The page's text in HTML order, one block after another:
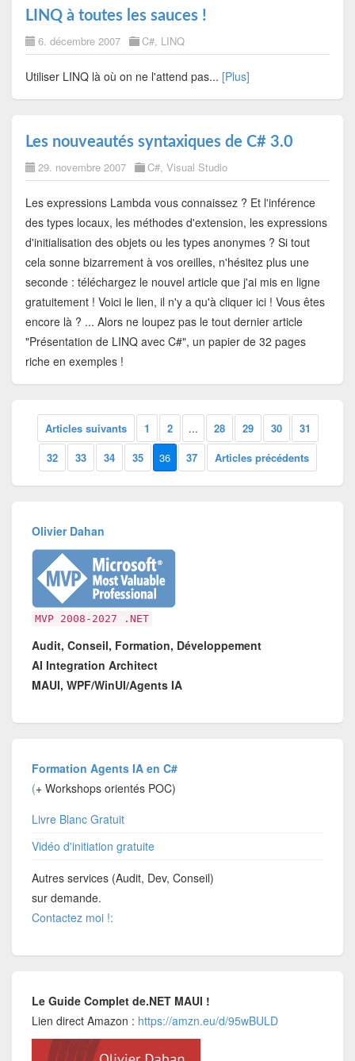
LINQ à toutes les sauces !
6. décembre 2007 C#, LINQ
Utiliser LINQ là où on ne l'attend pas... [Plus]
Les nouveautés syntaxiques de C# 3.0
29. novembre 2007 C#, Visual Studio
Les expressions Lambda vous connaissez ? Et l'inférence
des types locaux, les méthodes d'extension, les expressions
d'initialisation des objets ou les types anonymes ? Si tout
cela sonne bizarrement à vos oreilles, n'hésitez plus une
seconde : téléchargez le nouvel article que j'ai mis en ligne
gratuitement ! Voici le lien, il n'y a qu'à cliquer ici ! Vous êtes
encore là ? ... Alors ne loupez pas le tout dernier article
"Présentation de LINQ avec C#", un papier de 32 pages
riche en exemples !
Articles suivants 1 2 ... 28 29 30
31
32
33 34 35 36 37 Articles précédents
Olivier Dahan
MVP 2008-2027 .NET
Audit, Conseil, Formation, Développement
AI Integration Architect
MAUI, WPF/WinUI/Agents IA
Formation Agents IA en C#
(+ Workshops orientés POC)
Livre Blanc Gratuit
Vidéo d'initiation gratuite
Autres services (Audit, Dev, Conseil)
sur demande.
Contactez moi !:
Le Guide Complet de.NET MAUI !
Lien direct Amazon : https://amzn.eu/d/95wBULD